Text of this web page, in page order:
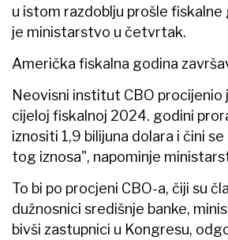
u istom razdoblju prošle fiskalne
je ministarstvo u četvrtak.
Američka fiskalna godina
Neovisni institut CBO procijenio
cijeloj fiskalnoj 2024. godini
iznositi 1,9 bilijuna dolara i čini
tog iznosa", napominje
To bi po procjeni CBO-a, čiji su
dužnosnici središnje banke,
bivši zastupnici u Kongresu,